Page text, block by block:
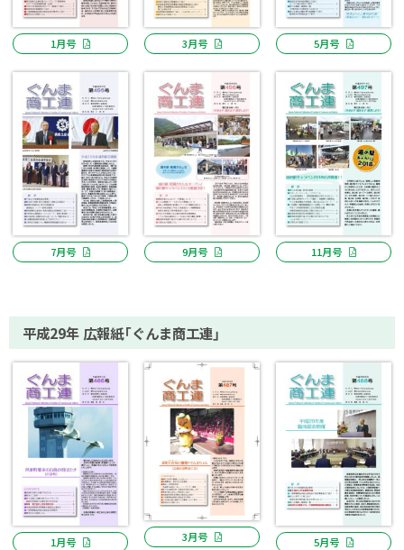
1月号 3月号 5月号
7月号 9月号 11月号
平成29年 広報紙「ぐんま商工連」
1月号 3月号 5月号